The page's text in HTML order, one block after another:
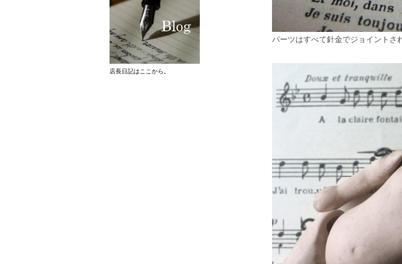
パーツはすべて針金でジョイントさ
店長日記はここから。